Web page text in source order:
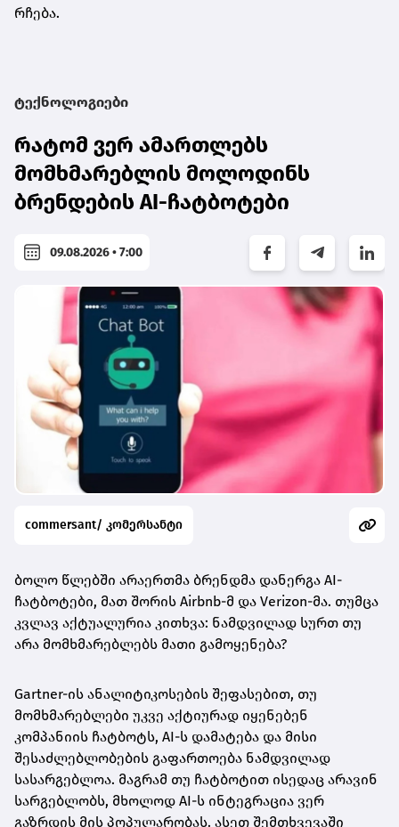
რჩება.
ტექნოლოგიები
რატომ ვერ ამართლებს
მომხმარებლის მოლოდინს
ბრენდების AI-ჩატბოტები
09.08.2026 • 7:00
commersant/ კომერსანტი
ბოლო წლებში არაერთმა ბრენდმა დანერგა AI-
ჩატბოტები, მათ შორის Airbnb-მ და Verizon-მა. თუმცა
კვლავ აქტუალურია კითხვა: ნამდვილად სურთ თუ
არა მომხმარებლებს მათი გამოყენება?
Gartner-ის ანალიტიკოსების შეფასებით, თუ
მომხმარებლები უკვე აქტიურად იყენებენ
კომპანიის ჩატბოტს, AI-ს დამატება და მისი
შესაძლებლობების გაფართოება ნამდვილად
სასარგებლოა. მაგრამ თუ ჩატბოტით ისედაც არავინ
სარგებლობს, მხოლოდ AI-ს ინტეგრაცია ვერ
გაზრდის მის პოპულარობას. ასეთ შემთხვევაში